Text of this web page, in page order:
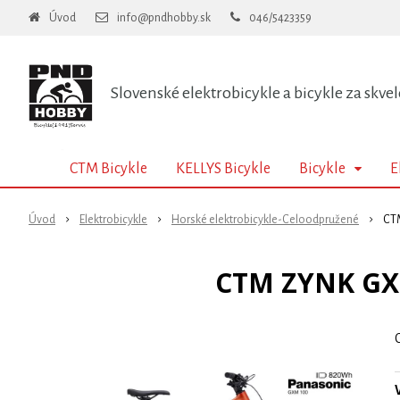
Slovenské elektrobicykle a bicykle za
Úvod info@pndhobby.sk 046/5423359
CTM Bicykle KELLYS Bicykle Bicykle
Úvod Elektrobicykle Horské elektrobicykle-Celoodpružené
CTM ZYNK